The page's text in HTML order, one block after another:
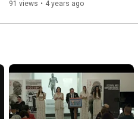
di Poesia Nosside a
91 views • 4 years ago